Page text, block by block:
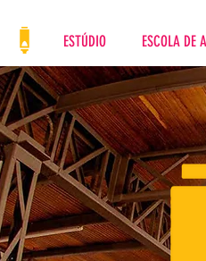
ESTÚDIO ESCOLA DE